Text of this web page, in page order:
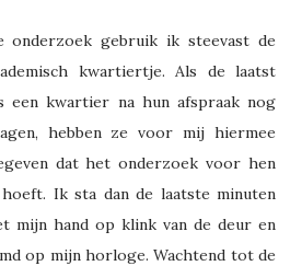
gebruik ik steevast de
kwartiertje. Als de laatst
een kwartier na hun afspraak nog
hebben ze voor mij hiermee
dat het onderzoek voor hen
Ik sta dan de laatste minuten
mijn hand op klink van de deur en
op mijn horloge. Wachtend tot de